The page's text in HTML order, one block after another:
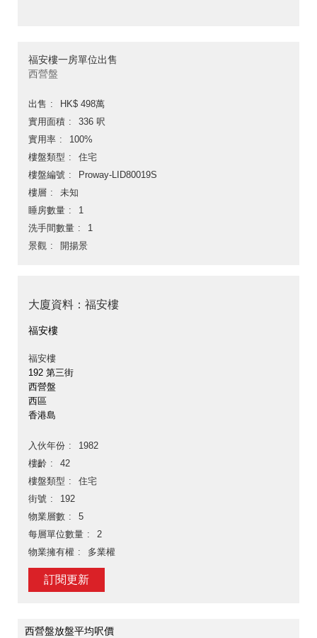
福安樓一房單位出售
西營盤
出售
HK$ 498萬
實用面積
336 呎
實用率
100%
樓盤類型
住宅
樓盤編號
Proway-LID80019S
樓層
未知
睡房數量
1
洗手間數量
1
景觀
開揚景
大廈資料：福安樓
福安樓
福安樓
192 第三街
西營盤
西區
香港島
入伙年份
1982
樓齡
42
樓盤類型
住宅
街號
192
物業層數
5
每層單位數量
2
物業擁有權
多業權
訂閱更新
西營盤放盤平均呎價